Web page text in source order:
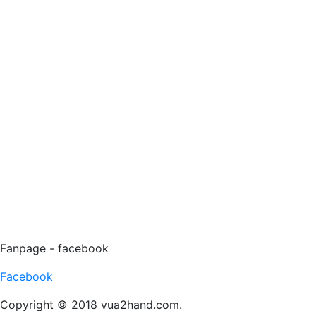
Fanpage - facebook
Facebook
Copyright © 2018 vua2hand.com.